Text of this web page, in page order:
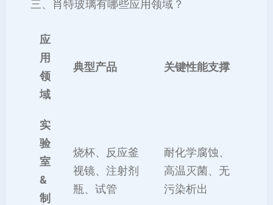
三、肖特玻璃有哪些应用领域？
应
用
领
域
典型产品 关键性能支撑
实
验
室
&
制
烧杯、反应釜
视镜、注射剂
瓶、试管
耐化学腐蚀、
高温灭菌、无
污染析出